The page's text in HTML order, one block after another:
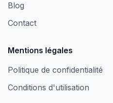
Blog
Contact
Mentions légales
Politique de confidentialité
Conditions d'utilisation